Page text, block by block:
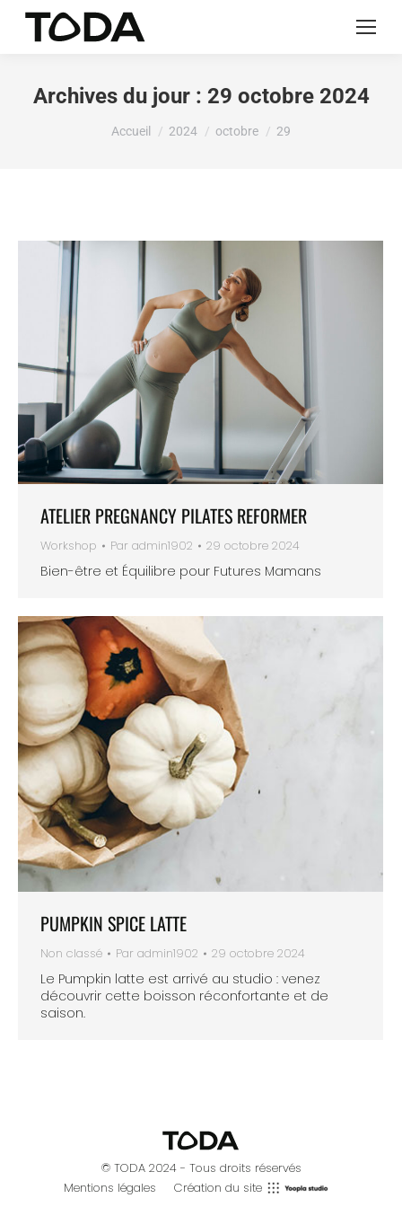
Archives du jour : 29 octobre 2024
Vous êtes ici :
Accueil 2024 octobre 29
ATELIER PREGNANCY PILATES REFORMER
Workshop Par admin1902 29 octobre 2024
Bien-être et Équilibre pour Futures Mamans
PUMPKIN SPICE LATTE
Non classé Par admin1902 29 octobre 2024
Le Pumpkin latte est arrivé au studio : venez
découvrir cette boisson réconfortante et de
saison.
© TODA 2024 - Tous droits réservés
Mentions légales
Création du site